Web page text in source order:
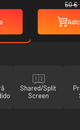
50 €
Shared/Split
Screen